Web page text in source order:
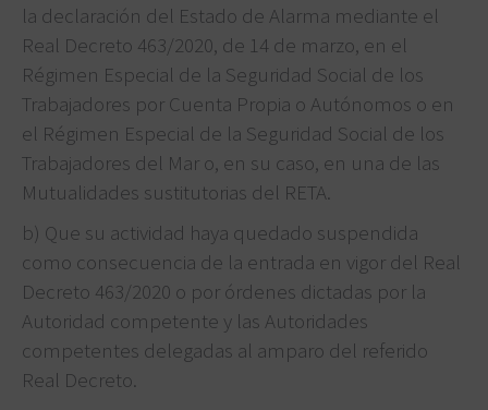
la declaración del Estado de Alarma mediante el
Real Decreto 463/2020, de 14 de marzo, en el
Régimen Especial de la Seguridad Social de los
Trabajadores por Cuenta Propia o Autónomos o en
el Régimen Especial de la Seguridad Social de los
Trabajadores del Mar o, en su caso, en una de las
Mutualidades sustitutorias del RETA.
b) Que su actividad haya quedado suspendida
como consecuencia de la entrada en vigor del Real
Decreto 463/2020 o por órdenes dictadas por la
Autoridad competente y las Autoridades
competentes delegadas al amparo del referido
Real Decreto.